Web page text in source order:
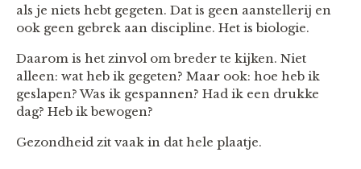
als je niets hebt gegeten. Dat is geen aanstellerij en
ook geen gebrek aan discipline. Het is biologie.
Daarom is het zinvol om breder te kijken. Niet
alleen: wat heb ik gegeten? Maar ook: hoe heb ik
geslapen? Was ik gespannen? Had ik een drukke
dag? Heb ik bewogen?
Gezondheid zit vaak in dat hele plaatje.